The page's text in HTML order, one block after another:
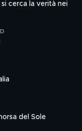
si cerca la verità nei
del Sole